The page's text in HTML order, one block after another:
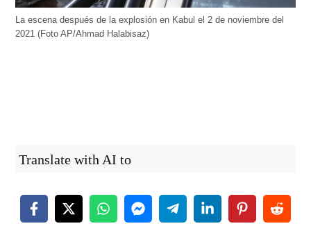
La escena después de la explosión en Kabul el 2 de noviembre del
2021 (Foto AP/Ahmad Halabisaz)
Translate with AI to